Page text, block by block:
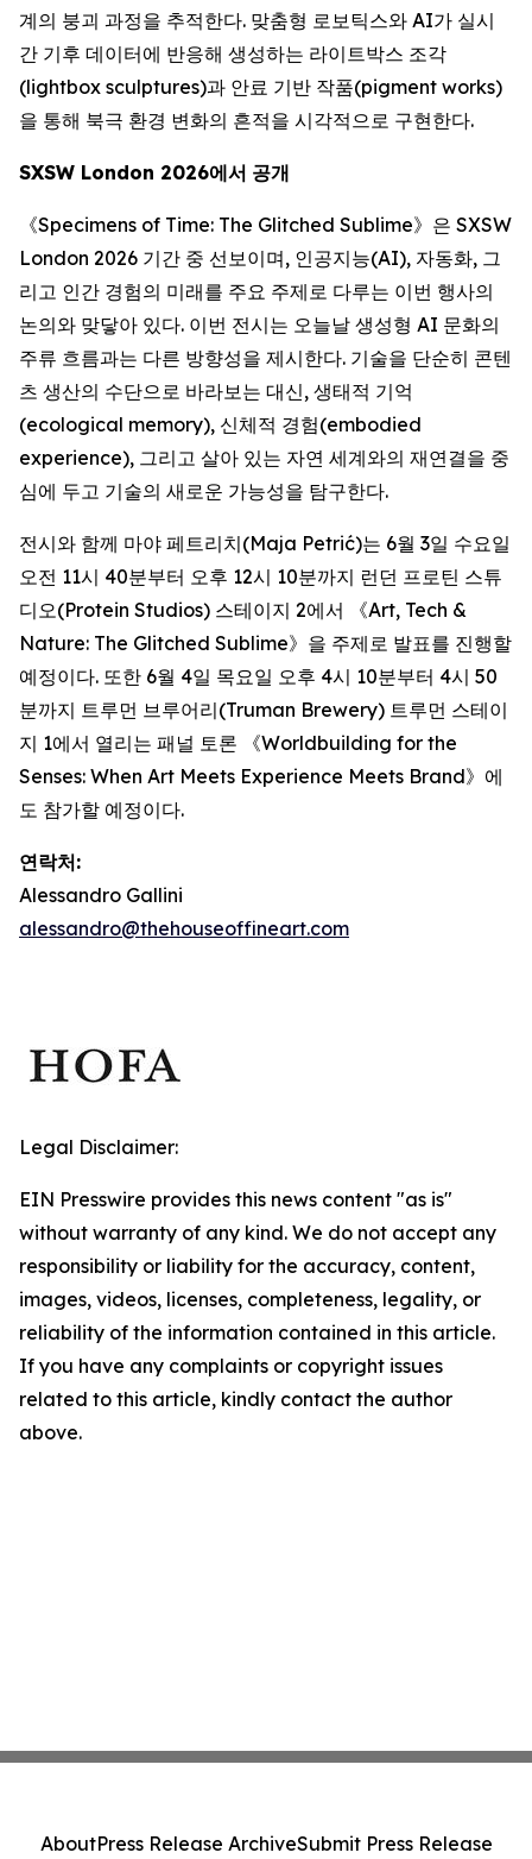
계의 붕괴 과정을 추적한다. 맞춤형 로보틱스와 AI가 실시
간 기후 데이터에 반응해 생성하는 라이트박스 조각
(lightbox sculptures)과 안료 기반 작품(pigment works)
을 통해 북극 환경 변화의 흔적을 시각적으로 구현한다.
SXSW London 2026에서 공개
《Specimens of Time: The Glitched Sublime》은 SXSW
London 2026 기간 중 선보이며, 인공지능(AI), 자동화, 그
리고 인간 경험의 미래를 주요 주제로 다루는 이번 행사의
논의와 맞닿아 있다. 이번 전시는 오늘날 생성형 AI 문화의
주류 흐름과는 다른 방향성을 제시한다. 기술을 단순히 콘텐
츠 생산의 수단으로 바라보는 대신, 생태적 기억
(ecological memory), 신체적 경험(embodied
experience), 그리고 살아 있는 자연 세계와의 재연결을 중
심에 두고 기술의 새로운 가능성을 탐구한다.
전시와 함께 마야 페트리치(Maja Petrić)는 6월 3일 수요일
오전 11시 40분부터 오후 12시 10분까지 런던 프로틴 스튜
디오(Protein Studios) 스테이지 2에서 《Art, Tech &
Nature: The Glitched Sublime》을 주제로 발표를 진행할
예정이다. 또한 6월 4일 목요일 오후 4시 10분부터 4시 50
분까지 트루먼 브루어리(Truman Brewery) 트루먼 스테이
지 1에서 열리는 패널 토론 《Worldbuilding for the
Senses: When Art Meets Experience Meets Brand》에
도 참가할 예정이다.
연락처:
Alessandro Gallini
alessandro@thehouseoffineart.com
Legal Disclaimer:
EIN Presswire provides this news content "as is"
without warranty of any kind. We do not accept any
responsibility or liability for the accuracy, content,
images, videos, licenses, completeness, legality, or
reliability of the information contained in this article.
If you have any complaints or copyright issues
related to this article, kindly contact the author
above.
AboutPress Release ArchiveSubmit Press Release